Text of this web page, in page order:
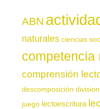
ABN
naturales ciencias
competencia
comprensión
descomposición
juego lectoescritura